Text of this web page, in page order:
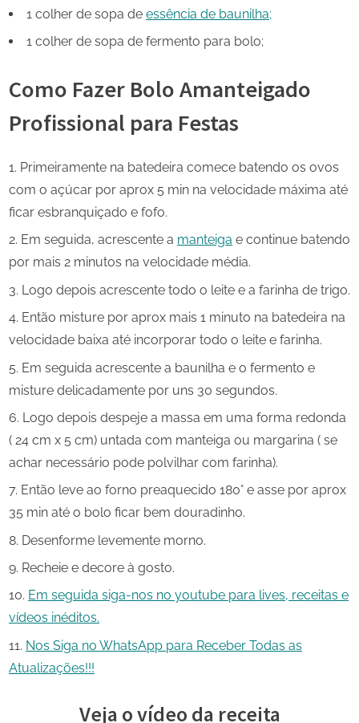
1 colher de sopa de essência de baunilha;
1 colher de sopa de fermento para bolo;
Como Fazer Bolo Amanteigado
Profissional para Festas
Primeiramente na batedeira comece batendo os ovos
com o açúcar por aprox 5 min na velocidade máxima até
ficar esbranquiçado e fofo.
Em seguida, acrescente a manteiga e continue batendo
por mais 2 minutos na velocidade média.
Logo depois acrescente todo o leite e a farinha de trigo.
Então misture por aprox mais 1 minuto na batedeira na
velocidade baixa até incorporar todo o leite e farinha.
Em seguida acrescente a baunilha e o fermento e
misture delicadamente por uns 30 segundos.
Logo depois despeje a massa em uma forma redonda
( 24 cm x 5 cm) untada com manteiga ou margarina ( se
achar necessário pode polvilhar com farinha).
Então leve ao forno preaquecido 180° e asse por aprox
35 min até o bolo ficar bem douradinho.
Desenforme levemente morno.
Recheie e decore à gosto.
Em seguida siga-nos no youtube para lives, receitas e
vídeos inéditos.
Nos Siga no WhatsApp para Receber Todas as
Atualizações!!!
Veja o vídeo da receita